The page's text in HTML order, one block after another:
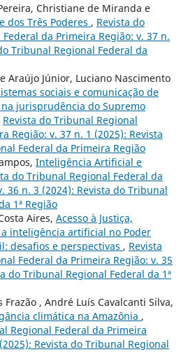
Christiane de Miranda e
dos Três Poderes , Revista do
da Primeira Região: v. 37 n.
Tribunal Regional Federal da
Araújo Júnior, Luciano Nascimento
sociais e comunicação de
jurisprudência do Supremo
Revista do Tribunal Regional
Região: v. 37 n. 1 (2025): Revista
Federal da Primeira Região
Inteligência Artificial e
do Tribunal Regional Federal da
36 n. 3 (2024): Revista do Tribunal
1ª Região
Aires, Acesso à Justiça,
inteligência artificial no Poder
desafios e perspectivas , Revista
Federal da Primeira Região: v. 35
do Tribunal Regional Federal da 1ª
Frazão , André Luís Cavalcanti Silva,
climática na Amazônia ,
Regional Federal da Primeira
Revista do Tribunal Regional